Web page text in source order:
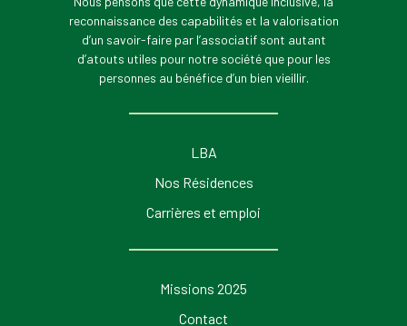
reconnaissance des capabilités et la valorisation
d’un savoir-faire par l’associatif sont autant
d’atouts utiles pour notre société que pour les
personnes au bénéfice d’un bien vieillir.
LBA
Nos Résidences
Carrières et emploi
Missions 2025
Contact